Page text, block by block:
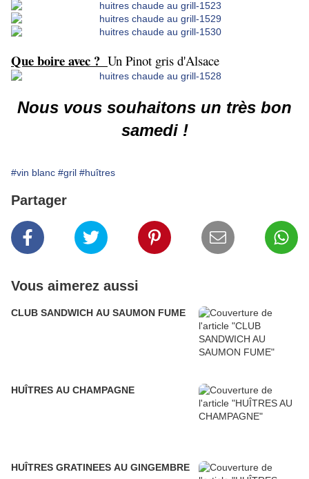
Que boire avec ? Un Pinot gris d'Alsace
Nous vous souhaitons un très bon
samedi !
#vin blanc #gril #huîtres
Partager
Vous aimerez aussi
CLUB SANDWICH AU SAUMON FUME
HUÎTRES AU CHAMPAGNE
HUÎTRES GRATINEES AU GINGEMBRE